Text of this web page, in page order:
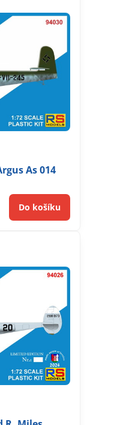
As 014
Do košíku